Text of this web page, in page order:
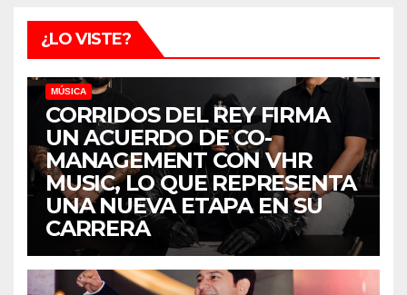
¿LO VISTE?
MÚSICA
CORRIDOS DEL REY FIRMA
UN ACUERDO DE CO-
MANAGEMENT CON VHR
MUSIC, LO QUE REPRESENTA
UNA NUEVA ETAPA EN SU
CARRERA